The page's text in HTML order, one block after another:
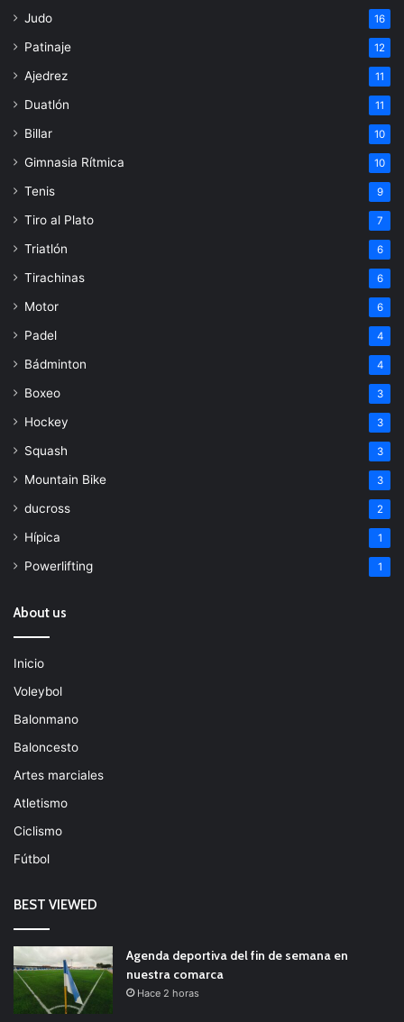
Judo 16
Patinaje 12
Ajedrez 11
Duatlón 11
Billar 10
Gimnasia Rítmica 10
Tenis 9
Tiro al Plato 7
Triatlón 6
Tirachinas 6
Motor 6
Padel 4
Bádminton 4
Boxeo 3
Hockey 3
Squash 3
Mountain Bike 3
ducross 2
Hípica 1
Powerlifting 1
About us
Inicio
Voleybol
Balonmano
Baloncesto
Artes marciales
Atletismo
Ciclismo
Fútbol
BEST VIEWED
Agenda deportiva del fin de semana en
nuestra comarca
Hace 2 horas